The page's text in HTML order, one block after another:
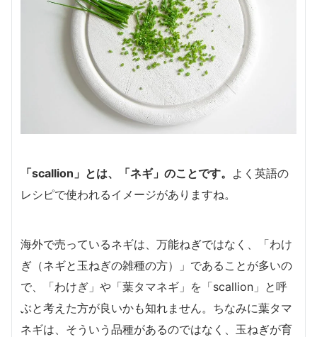
「scallion」 とは、 「ネギ」 のことです。 よく英語の
レシピで使われるイメージがありますね。
海外で売っているネギは、万能ねぎではなく、「わけ
ぎ（ネギと玉ねぎの雑種の方）」であることが多いの
で、「わけぎ」や「葉タマネギ」を「scallion」と呼
ぶと考えた方が良いかも知れません。ちなみに葉タマ
ネギは、そういう品種があるのではなく、玉ねぎが育